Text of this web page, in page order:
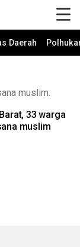
Daerah
muslim.
33 warga
muslim